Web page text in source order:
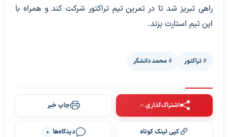
راهی تبریز شد تا در تمرین تیم تراکتور شرکت کند و همراه با
این تیم استارت بزند.
تراکتور محمد دانشگر
اشتراک‌گذاری چاپ خبر
کپی لینک کوتاه دیدگاه‌ها 0